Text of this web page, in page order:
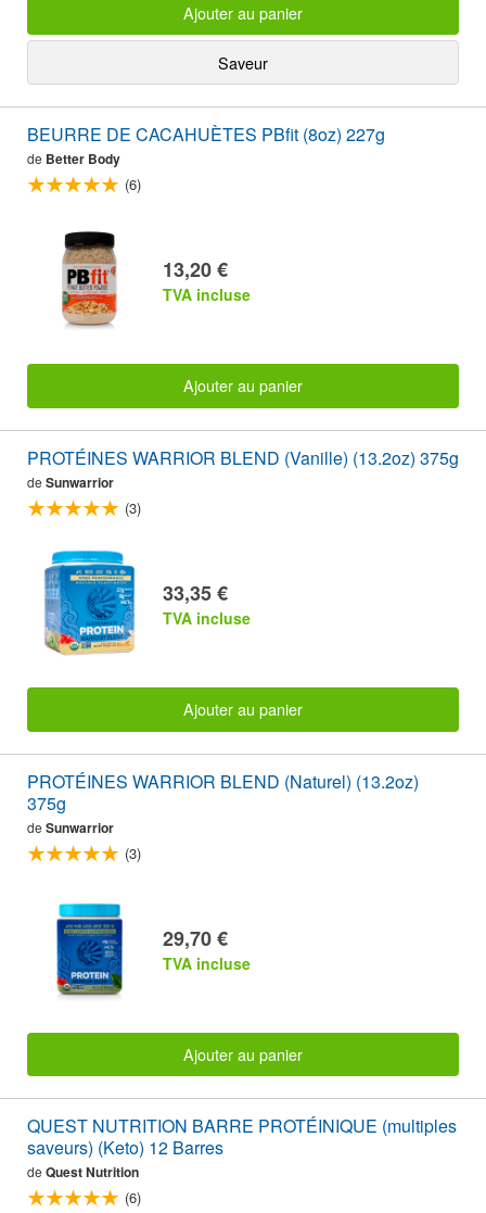
Ajouter au panier
Saveur
BEURRE DE CACAHUÈTES PBfit (8oz) 227g
de Better Body
(6)
13,20 €
TVA incluse
Ajouter au panier
PROTÉINES WARRIOR BLEND (Vanille) (13.2oz) 375g
de Sunwarrior
(3)
33,35 €
TVA incluse
Ajouter au panier
PROTÉINES WARRIOR BLEND (Naturel) (13.2oz)
375g
de Sunwarrior
(3)
29,70 €
TVA incluse
Ajouter au panier
QUEST NUTRITION BARRE PROTÉINIQUE (multiples
saveurs) (Keto) 12 Barres
de Quest Nutrition
(6)